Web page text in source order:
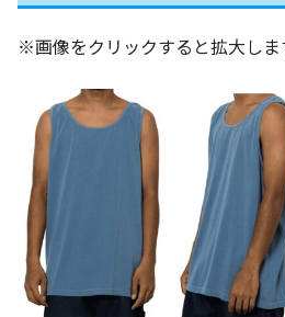
※画像をクリックすると拡大しま